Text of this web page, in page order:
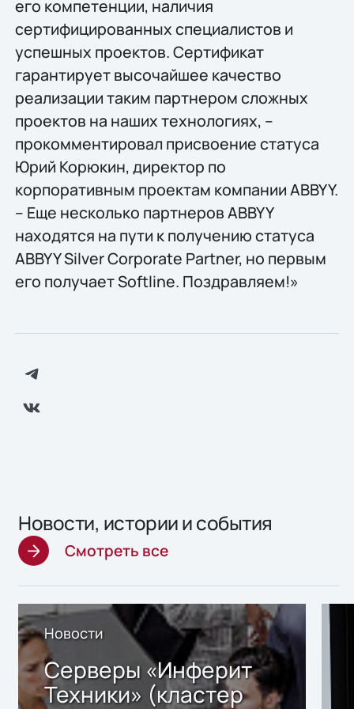
его компетенции, наличия
сертифицированных специалистов и
успешных проектов. Сертификат
гарантирует высочайшее качество
реализации таким партнером сложных
проектов на наших технологиях, –
прокомментировал присвоение статуса
Юрий Корюкин, директор по
корпоративным проектам компании ABBYY.
– Еще несколько партнеров ABBYY
находятся на пути к получению статуса
ABBYY Silver Corporate Partner, но первым
его получает Softline. Поздравляем!»
Новости, истории и события
Смотреть все
Новости
Серверы «Инферит
Техники» (кластер